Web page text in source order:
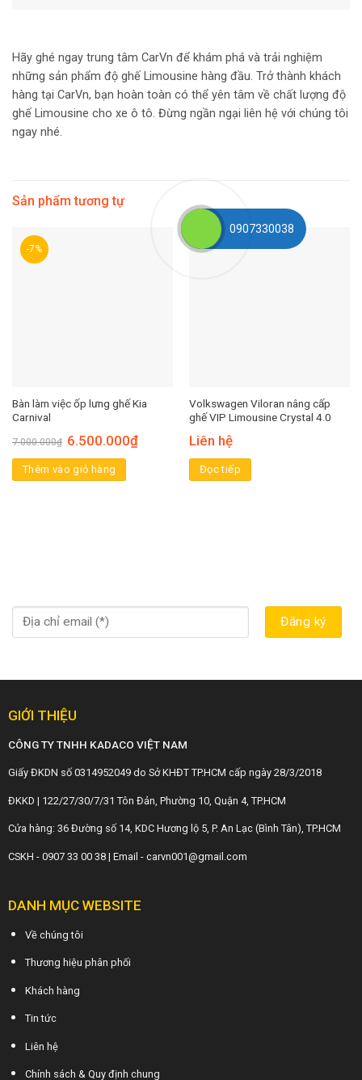
Hãy ghé ngay trung tâm CarVn để khám phá và trải nghiệm
những sản phẩm độ ghế Limousine hàng đầu. Trở thành khách
hàng tại CarVn, bạn hoàn toàn có thể yên tâm về chất lượng độ
ghế Limousine cho xe ô tô. Đừng ngần ngại liên hệ với chúng tôi
ngay nhé.
Sản phẩm tương tự
-7%
Bàn làm việc ốp lưng ghế Kia
Carnival
7.000.000₫ 6.500.000₫
Thêm vào giỏ hàng
Volkswagen Viloran nâng cấp
ghế VIP Limousine Crystal 4.0
Liên hệ
Đọc tiếp
GIỚI THIỆU
CÔNG TY TNHH KADACO VIỆT NAM
Giấy ĐKDN số 0314952049 do Sở KHĐT TP.HCM cấp ngày 28/3/2018
ĐKKD | 122/27/30/7/31 Tôn Đản, Phường 10, Quận 4, TP.HCM
Cửa hàng: 36 Đường số 14, KDC Hương lộ 5, P. An Lạc (Bình Tân), TP.HCM
CSKH - 0907 33 00 38 | Email - carvn001@gmail.com
DANH MỤC WEBSITE
Về chúng tôi
Thương hiệu phân phối
Khách hàng
Tin tức
Liên hệ
Chính sách & Quy định chung
0907330038